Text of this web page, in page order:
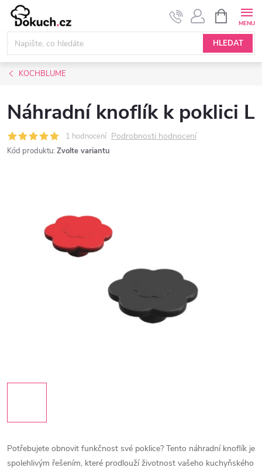
Přejít
obsah
HLEDAT
NÁKUPNÍ
KOŠÍK
KOCHBLUME
Náhradní knoflík k poklici L
1 hodnocení Podrobnosti hodnocení
Kód produktu: Zvolte variantu
Potřebujete obnovit funkčnost své poklice? Tento náhradní knoflík je
spolehlivým řešením, které prodlouží životnost vašeho kuchyňského